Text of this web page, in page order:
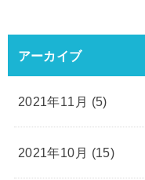
アーカイブ
2021年11月 (5)
2021年10月 (15)